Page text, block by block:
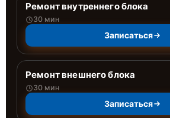
Ремонт внутреннего блока
30 мин
Записаться
Ремонт внешнего блока
30 мин
Записаться